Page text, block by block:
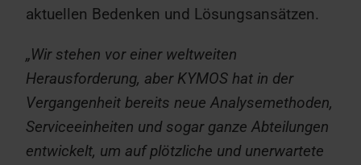
aktuellen Bedenken und Lösungsansätzen.
„Wir stehen vor einer weltweiten
Herausforderung, aber KYMOS hat in der
Vergangenheit bereits neue Analysemethoden,
Serviceeinheiten und sogar ganze Abteilungen
entwickelt, um auf plötzliche und unerwartete